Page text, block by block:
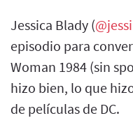
Jessica Blady (
episodio para
Woman 1984 (sin
hizo bien, lo que
de películas de DC.